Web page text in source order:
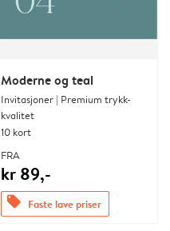
Moderne og teal
Invitasjoner | Premium trykk-
kvalitet
10 kort
FRA
kr 89,-
offers Faste lave priser